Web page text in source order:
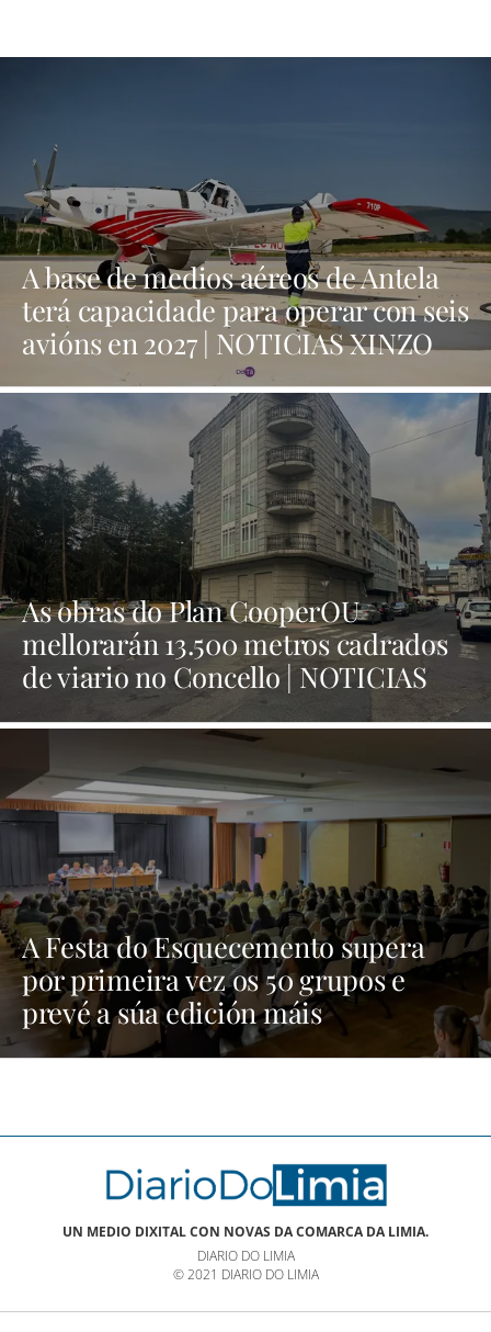
A base de medios aéreos de Antela
terá capacidade para operar con seis
avións en 2027 | NOTICIAS XINZO
As obras do Plan CooperOU
mellorarán 13.500 metros cadrados
de viario no Concello | NOTICIAS
A Festa do Esquecemento supera
por primeira vez os 50 grupos e
prevé a súa edición máis
multitudinaria | NOTICIAS XINZO
UN MEDIO DIXITAL CON NOVAS DA COMARCA DA LIMIA.
DIARIO DO LIMIA
© 2021 DIARIO DO LIMIA